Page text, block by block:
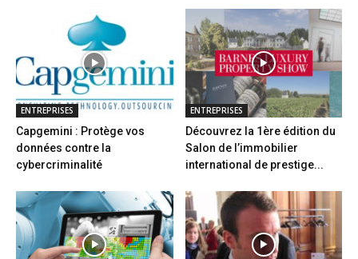
ENTREPRISES
Capgemini : Protège vos
données contre la
cybercriminalité
ENTREPRISES
Découvrez la 1ère édition du
Salon de l’immobilier
international de prestige...